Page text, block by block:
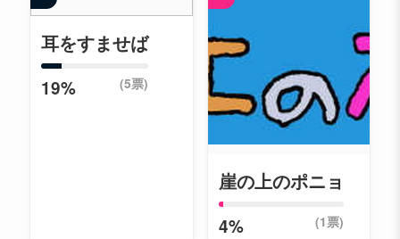
耳をすませば
19% (5票)
崖の上のポニョ
4% (1票)